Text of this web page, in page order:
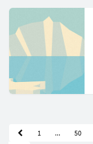
1 ... 50